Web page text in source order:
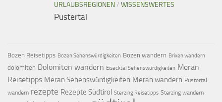
URLAUBSREGIONEN/ WISSENSWERTES
Pustertal
Bozen Reisetipps Bozen Sehenswürdigkeiten Bozen wandern Brixen wandern
dolomiten Dolomiten wandern Eisacktal Sehenswürdigkeiten Meran
Reisetipps Meran Sehenswürdigkeiten Meran wandern Pustertal
wandern rezepte Rezepte Südtirol Sterzing Reisetipps Sterzing wandern